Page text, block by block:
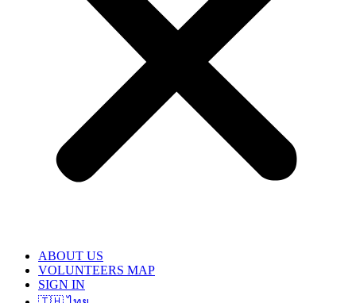
ABOUT US
VOLUNTEERS MAP
SIGN IN